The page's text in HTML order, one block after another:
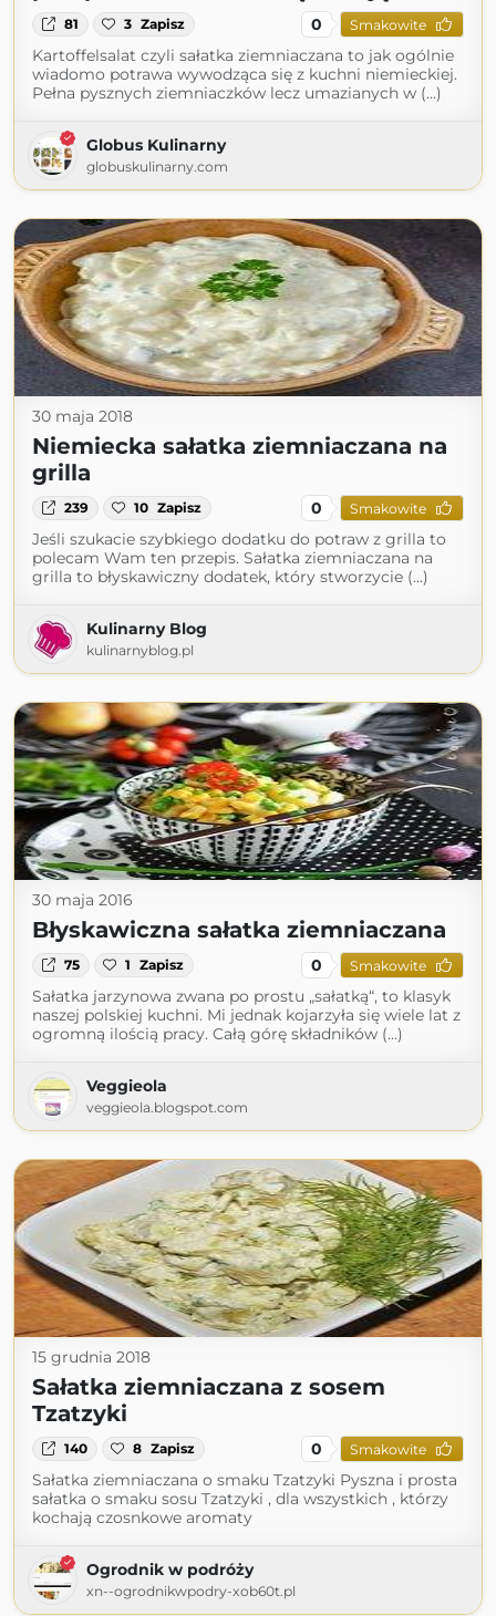
81 3 Zapisz 0 Smakowite
Kartoffelsalat czyli sałatka ziemniaczana to jak ogólnie
wiadomo potrawa wywodząca się z kuchni niemieckiej.
Pełna pysznych ziemniaczków lecz umazianych w (...)
Globus Kulinarny
globuskulinarny.com
30 maja 2018
Niemiecka sałatka ziemniaczana na
grilla
239 10 Zapisz 0 Smakowite
Jeśli szukacie szybkiego dodatku do potraw z grilla to
polecam Wam ten przepis. Sałatka ziemniaczana na
grilla to błyskawiczny dodatek, który stworzycie (...)
Kulinarny Blog
kulinarnyblog.pl
30 maja 2016
Błyskawiczna sałatka ziemniaczana
75 1 Zapisz 0 Smakowite
Sałatka jarzynowa zwana po prostu „sałatką“, to klasyk
naszej polskiej kuchni. Mi jednak kojarzyła się wiele lat z
ogromną ilością pracy. Całą górę składników (...)
Veggieola
veggieola.blogspot.com
15 grudnia 2018
Sałatka ziemniaczana z sosem
Tzatzyki
140 8 Zapisz 0 Smakowite
Sałatka ziemniaczana o smaku Tzatzyki Pyszna i prosta
sałatka o smaku sosu Tzatzyki , dla wszystkich , którzy
kochają czosnkowe aromaty
Ogrodnik w podróży
xn--ogrodnikwpodry-xob60t.pl